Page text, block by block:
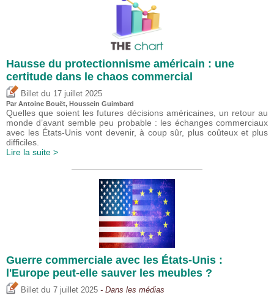
Hausse du protectionnisme américain : une
certitude dans le chaos commercial
Billet du 17 juillet 2025
Par Antoine Bouët, Houssein Guimbard
Quelles que soient les futures décisions américaines, un retour au
monde d’avant semble peu probable : les échanges commerciaux
avec les États-Unis vont devenir, à coup sûr, plus coûteux et plus
difficiles.
Lire la suite >
Guerre commerciale avec les États-Unis :
l'Europe peut-elle sauver les meubles ?
Billet du 7 juillet 2025 - Dans les médias